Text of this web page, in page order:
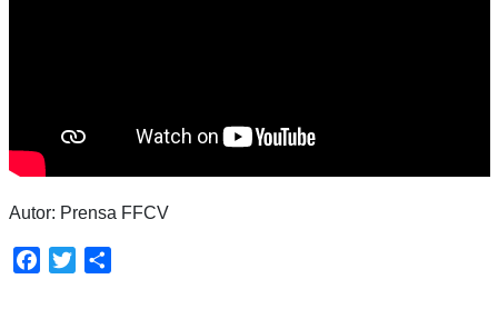
Autor: Prensa FFCV
Facebook
Twitter